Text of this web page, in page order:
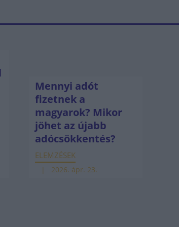
Mennyi adót
fizetnek a
magyarok? Mikor
jöhet az újabb
adócsökkentés?
ELEMZÉSEK
2026. ápr. 23.